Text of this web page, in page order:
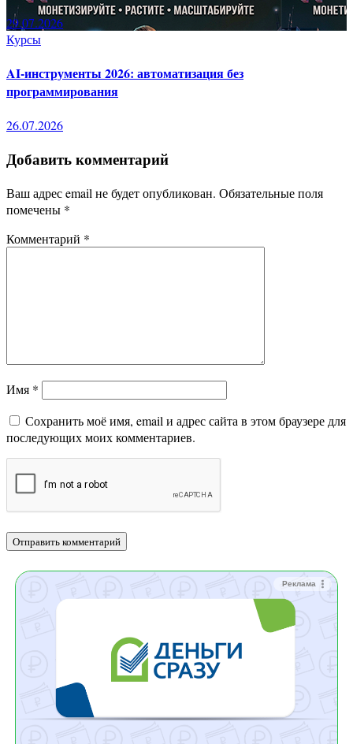
29.07.2026
Курсы
AI-инструменты 2026: автоматизация без
программирования
26.07.2026
Добавить комментарий
Ваш адрес email не будет опубликован. Обязательные поля
помечены *
Комментарий *
Имя *
Сохранить моё имя, email и адрес сайта в этом браузере для
последующих моих комментариев.
Реклама